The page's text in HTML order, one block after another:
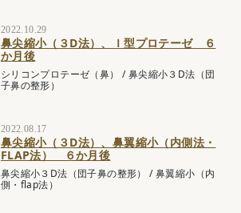
2022.10.29
鼻尖縮小（３D法）、Ｉ型プロテーゼ ６
か月後
シリコンプロテーゼ（鼻） /鼻尖縮小３D法（団
子鼻の整形）
2022.08.17
鼻尖縮小（３D法）、鼻翼縮小（内側法・
FLAP法） ６か月後
鼻尖縮小３D法（団子鼻の整形） /鼻翼縮小（内
側・flap法）